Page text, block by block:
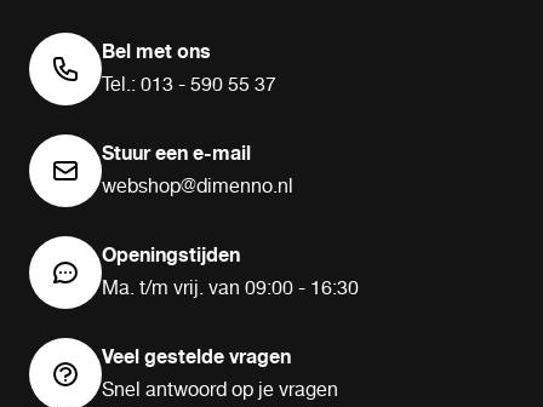
Bel met ons
Tel.: 013 - 590 55 37
Stuur een e-mail
webshop@dimenno.nl
Openingstijden
Ma. t/m vrij. van 09:00 - 16:30
Veel gestelde vragen
Snel antwoord op je vragen